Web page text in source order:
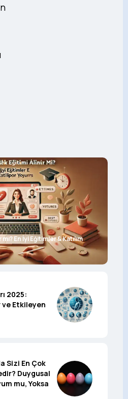
En İyi Eğitimler & Katılım
2025:
Etkileyen
Sizi En Çok
Duygusal
mu, Yoksa